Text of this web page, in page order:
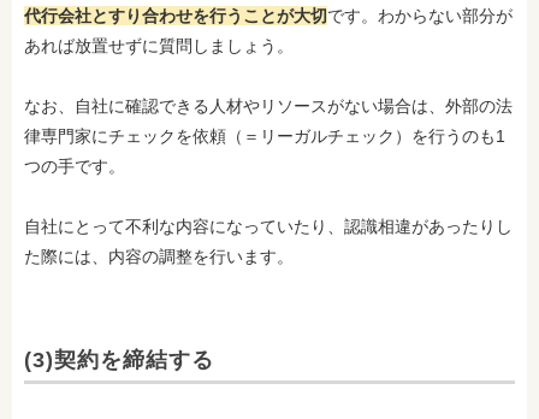
代行会社とすり合わせを行うことが大切です。わからない部分が
あれば放置せずに質問しましょう。
なお、自社に確認できる人材やリソースがない場合は、外部の法
律専門家にチェックを依頼（＝リーガルチェック）を行うのも1
つの手です。
自社にとって不利な内容になっていたり、認識相違があったりし
た際には、内容の調整を行います。
(3)契約を締結する